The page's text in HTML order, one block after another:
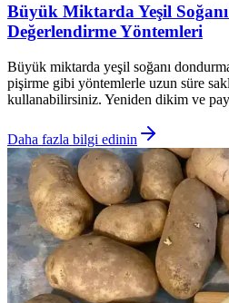
Büyük Miktarda Yeşil
Değerlendirme Yöntemleri
Büyük miktarda yeşil soğanı
pişirme gibi yöntemlerle uzun süre
kullanabilirsiniz. Yeniden dikim ve
Daha fazla bilgi edinin